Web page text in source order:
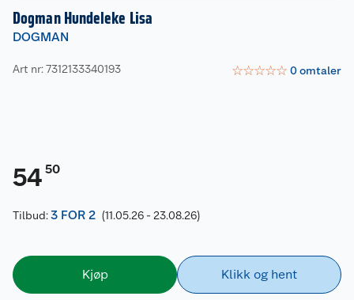
Dogman Hundeleke Lisa
DOGMAN
Art nr: 7312133340193 ☆☆☆☆☆ 0omtaler
54 50
Tilbud:3 FOR 2 (11.05.26 - 23.08.26)
Kjøp Klikk og hent